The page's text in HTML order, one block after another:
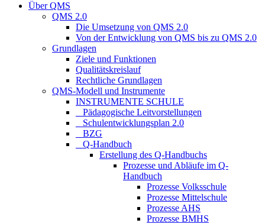
Über QMS
QMS 2.0
Die Umsetzung von QMS 2.0
Von der Entwicklung von QMS bis zu QMS 2.0
Grundlagen
Ziele und Funktionen
Qualitätskreislauf
Rechtliche Grundlagen
QMS-Modell und Instrumente
INSTRUMENTE SCHULE
_ Pädagogische Leitvorstellungen
_ Schulentwicklungsplan 2.0
_ BZG
_ Q-Handbuch
Erstellung des Q-Handbuchs
Prozesse und Abläufe im Q-
Handbuch
Prozesse Volksschule
Prozesse Mittelschule
Prozesse AHS
Prozesse BMHS